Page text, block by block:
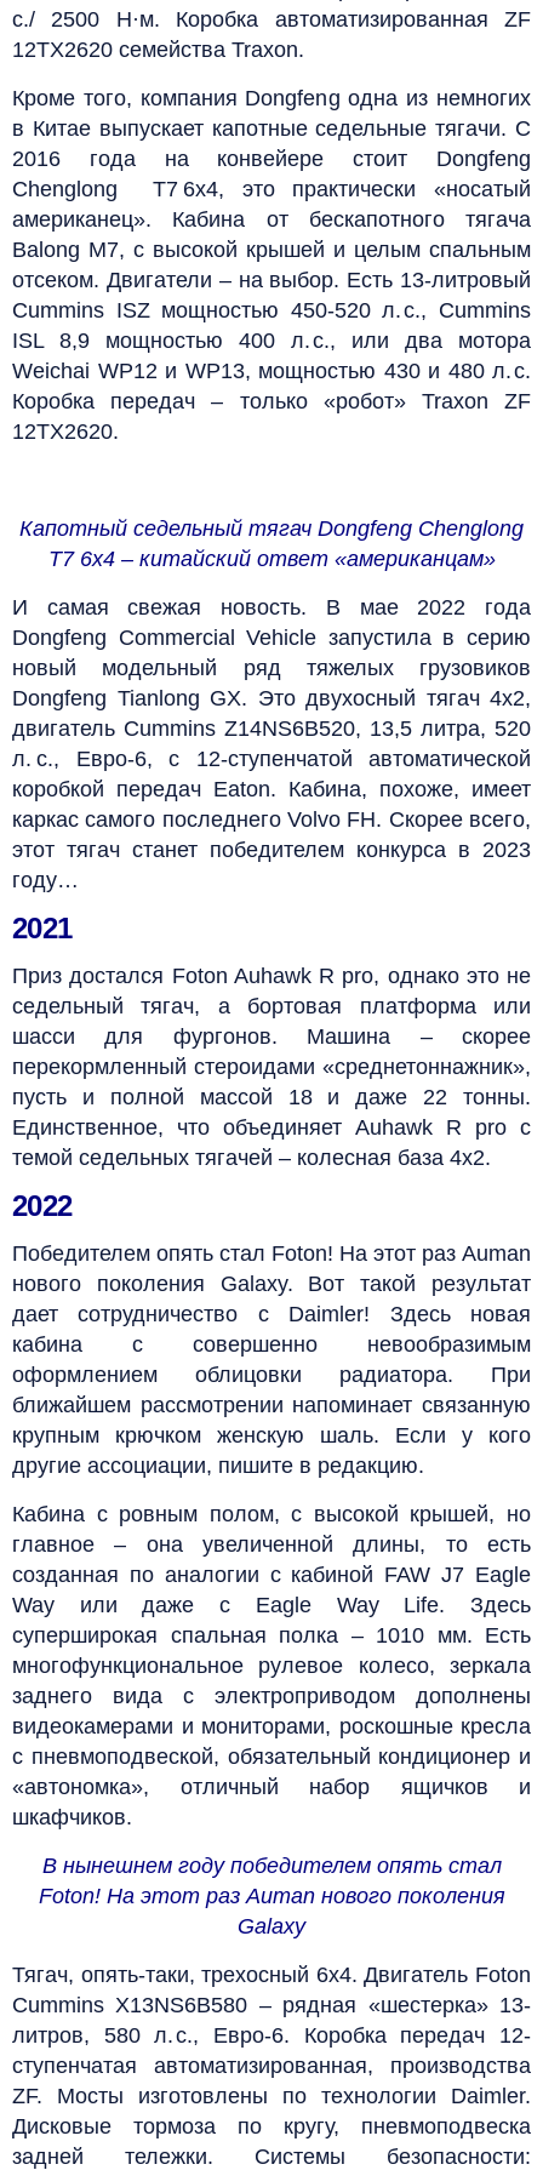
с./ 2500 Н·м. Коробка автоматизированная ZF
12TX2620 семейства Traxon.
Кроме того, компания Dongfeng одна из немногих
в Китае выпускает капотные седельные тягачи. С
2016 года на конвейере стоит Dongfeng
Chenglong T7 6х4, это практически «носатый
американец». Кабина от бескапотного тягача
Balong M7, с высокой крышей и целым спальным
отсеком. Двигатели – на выбор. Есть 13-литровый
Cummins ISZ мощностью 450-520 л. с., Cummins
ISL 8,9 мощностью 400 л. с., или два мотора
Weichai WP12 и WP13, мощностью 430 и 480 л. с.
Коробка передач – только «робот» Traxon ZF
12TX2620.
Капотный седельный тягач Dongfeng Chenglong
Т7 6х4 – китайский ответ «американцам»
И самая свежая новость. В мае 2022 года
Dongfeng Commercial Vehicle запустила в серию
новый модельный ряд тяжелых грузовиков
Dongfeng Tianlong GX. Это двухосный тягач 4х2,
двигатель Cummins Z14NS6B520, 13,5 литра, 520
л. с., Евро‑6, с 12-ступенчатой автоматической
коробкой передач Eaton. Кабина, похоже, имеет
каркас самого последнего Volvo FH. Скорее всего,
этот тягач станет победителем конкурса в 2023
году…
2021
Приз достался Foton Auhawk R pro, однако это не
седельный тягач, а бортовая платформа или
шасси для фургонов. Машина – скорее
перекормленный стероидами «среднетоннажник»,
пусть и полной массой 18 и даже 22 тонны.
Единственное, что объединяет Auhawk R pro с
темой седельных тягачей – колесная база 4х2.
2022
Победителем опять стал Foton! На этот раз Auman
нового поколения Galaxy. Вот такой результат
дает сотрудничество с Daimler! Здесь новая
кабина с совершенно невообразимым
оформлением облицовки радиатора. При
ближайшем рассмотрении напоминает связанную
крупным крючком женскую шаль. Если у кого
другие ассоциации, пишите в редакцию.
Кабина с ровным полом, с высокой крышей, но
главное – она увеличенной длины, то есть
созданная по аналогии с кабиной FAW J7 Eagle
Way или даже с Eagle Way Life. Здесь
суперширокая спальная полка – 1010 мм. Есть
многофункциональное рулевое колесо, зеркала
заднего вида с электроприводом дополнены
видеокамерами и мониторами, роскошные кресла
с пневмоподвеской, обязательный кондиционер и
«автономка», отличный набор ящичков и
шкафчиков.
В нынешнем году победителем опять стал
Foton! На этот раз Auman нового поколения
Galaxy
Тягач, опять-таки, трехосный 6х4. Двигатель Foton
Cummins X13NS6B580 – рядная «шестерка» 13-
литров, 580 л. с., Евро‑6. Коробка передач 12-
ступенчатая автоматизированная, производства
ZF. Мосты изготовлены по технологии Daimler.
Дисковые тормоза по кругу, пневмоподвеска
задней тележки. Системы безопасности: